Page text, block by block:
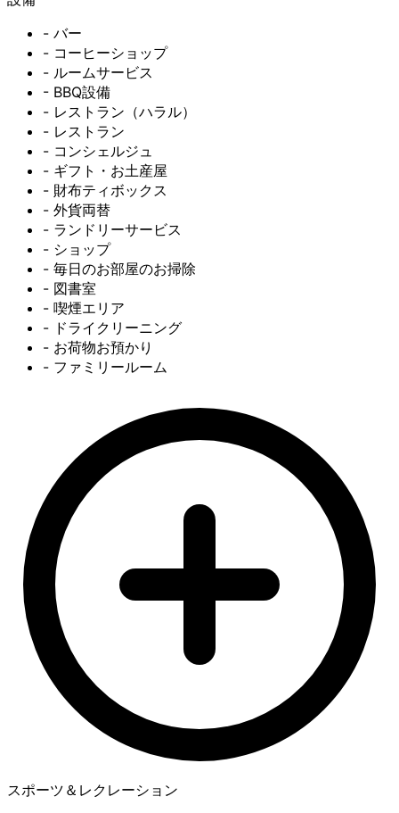
- バー
- コーヒーショップ
- ルームサービス
- BBQ設備
- レストラン（ハラル）
- レストラン
- コンシェルジュ
- ギフト・お土産屋
- 財布ティボックス
- 外貨両替
- ランドリーサービス
- ショップ
- 毎日のお部屋のお掃除
- 図書室
- 喫煙エリア
- ドライクリーニング
- お荷物お預かり
- ファミリールーム
スポーツ＆レクレーション